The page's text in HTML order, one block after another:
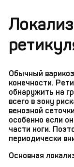
Обычный
конечности.
обнаружить на
всего в зону
венозной
особенно если
части ноги.
периодически
Основная